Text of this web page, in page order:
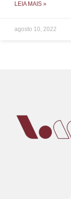
LEIA MAIS »
agosto 10, 2022